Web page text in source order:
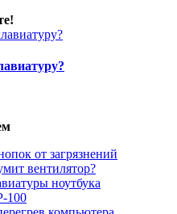
от загрязнений
вентилятор?
ноутбука
100